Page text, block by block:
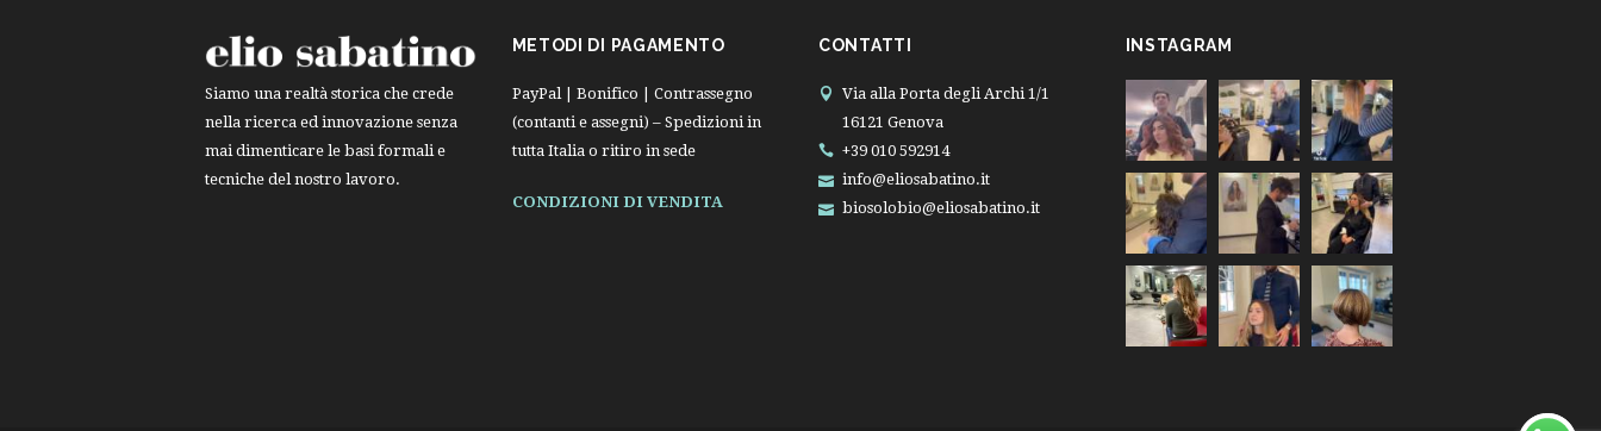
Siamo una realtà storica che crede
nella ricerca ed innovazione senza
mai dimenticare le basi formali e
tecniche del nostro lavoro.
METODI DI PAGAMENTO
PayPal | Bonifico | Contrassegno
(contanti e assegni) – Spedizioni in
tutta Italia o ritiro in sede
CONDIZIONI DI VENDITA
CONTATTI
Via alla Porta degli Archi 1/1
16121 Genova
+39 010 592914
info@eliosabatino.it
biosolobio@eliosabatino.it
INSTAGRAM